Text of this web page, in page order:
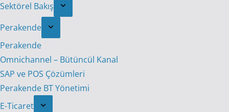
Sektörel Bakış
Perakende
Perakende
Omnichannel – Bütüncül Kanal
SAP ve POS Çözümleri
Perakende BT Yönetimi
E-Ticaret